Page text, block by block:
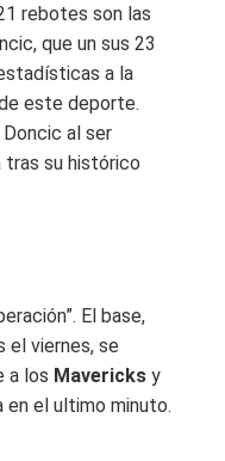
rebotes son las
que un sus 23
a la
este deporte.
Doncic al ser
su histórico
El base,
el viernes, se
a los Mavericks y
en el ultimo minuto.